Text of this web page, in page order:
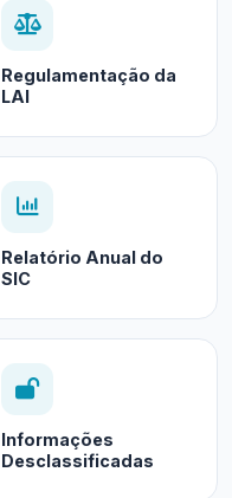
Regulamentação da
LAI
Relatório Anual do
SIC
Informações
Desclassificadas